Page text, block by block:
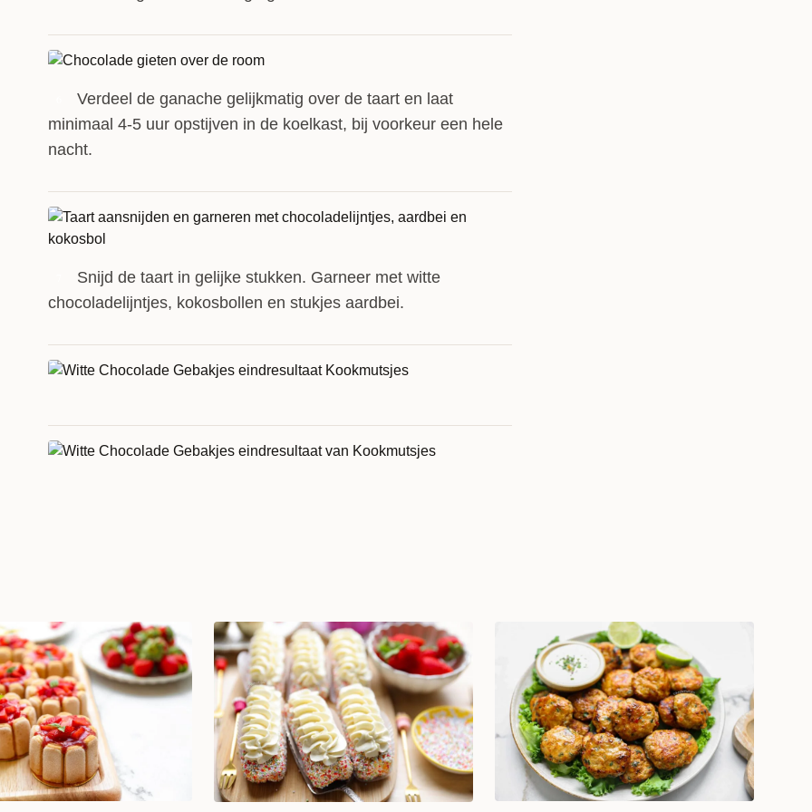
Verdeel de ganache gelijkmatig over de taart en laat
minimaal 4-5 uur opstijven in de koelkast, bij voorkeur een hele
nacht.
Snijd de taart in gelijke stukken. Garneer met witte
chocoladelijntjes, kokosbollen en stukjes aardbei.